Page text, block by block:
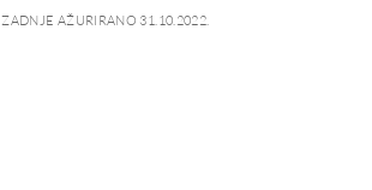
ZADNJE AŽURIRANO 31.10.2022.